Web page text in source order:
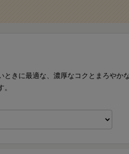
ときに最適な、濃厚なコクとまろやか